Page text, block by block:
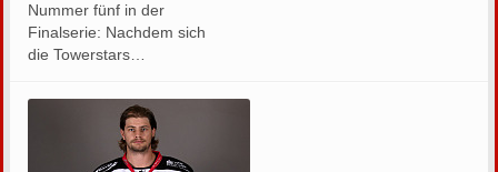
Nummer fünf in der
Finalserie: Nachdem sich
die Towerstars…